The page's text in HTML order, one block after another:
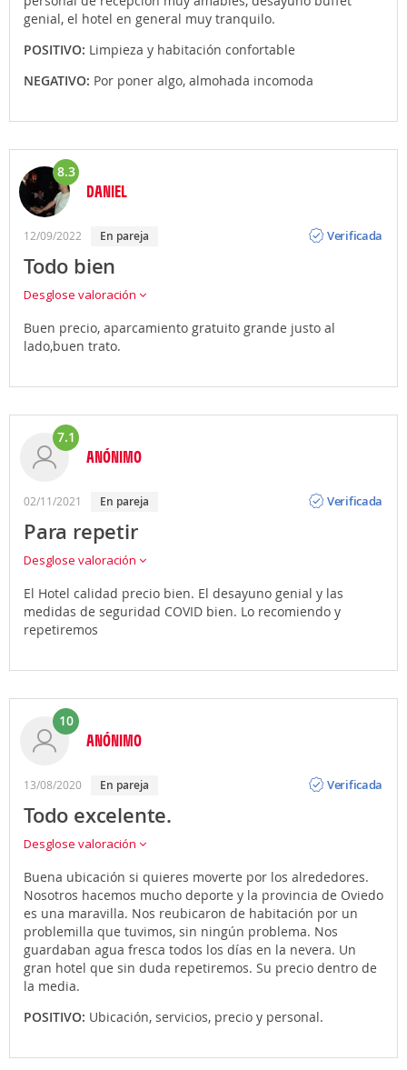
genial, el hotel en general muy tranquilo.
POSITIVO: Limpieza y habitación confortable
NEGATIVO: Por poner algo, almohada incomoda
8.3
DANIEL
12/09/2022 en pareja
Verificada
Todo bien
Desglose valoración
Buen precio, aparcamiento gratuito grande justo al
lado,buen trato.
7.1
ANÓNIMO
02/11/2021 en pareja
Verificada
Para repetir
Desglose valoración
El Hotel calidad precio bien. El desayuno genial y las
medidas de seguridad COVID bien. Lo recomiendo y
repetiremos
10
ANÓNIMO
13/08/2020 en pareja
Verificada
Todo excelente.
Desglose valoración
Buena ubicación si quieres moverte por los alrededores.
Nosotros hacemos mucho deporte y la provincia de Oviedo
es una maravilla. Nos reubicaron de habitación por un
problemilla que tuvimos, sin ningún problema. Nos
guardaban agua fresca todos los días en la nevera. Un
gran hotel que sin duda repetiremos. Su precio dentro de
la media.
POSITIVO: Ubicación, servicios, precio y personal.